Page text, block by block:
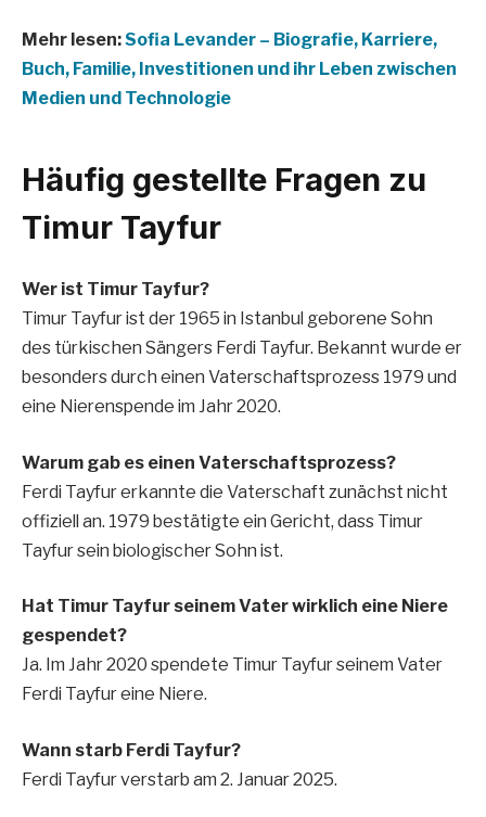
Mehr lesen:Sofia Levander – Biografie, Karriere,
Buch, Familie, Investitionen und ihr Leben zwischen
Medien und Technologie
Häufig gestellte Fragen zu
Timur Tayfur
Wer ist Timur Tayfur?
Timur Tayfur ist der 1965 in Istanbul geborene Sohn
des türkischen Sängers Ferdi Tayfur. Bekannt wurde er
besonders durch einen Vaterschaftsprozess 1979 und
eine Nierenspende im Jahr 2020.
Warum gab es einen Vaterschaftsprozess?
Ferdi Tayfur erkannte die Vaterschaft zunächst nicht
offiziell an. 1979 bestätigte ein Gericht, dass Timur
Tayfur sein biologischer Sohn ist.
Hat Timur Tayfur seinem Vater wirklich eine Niere
gespendet?
Ja. Im Jahr 2020 spendete Timur Tayfur seinem Vater
Ferdi Tayfur eine Niere.
Wann starb Ferdi Tayfur?
Ferdi Tayfur verstarb am 2. Januar 2025.